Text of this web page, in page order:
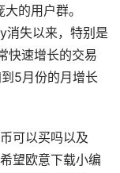
的用户群。
失以来，特别是
快速增长的交易
5月份的月增长
可以买吗以及
望欧意下载小编